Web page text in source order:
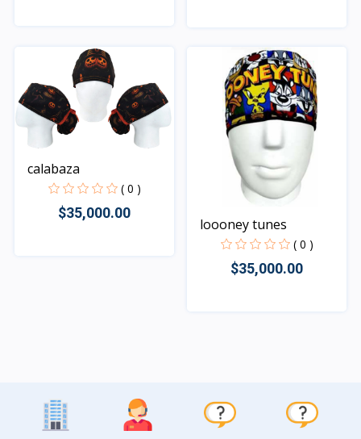
calabaza
( 0 )
$35,000.00
loooney tunes
( 0 )
$35,000.00